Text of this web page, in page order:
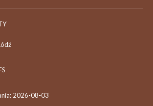
2026-08-03